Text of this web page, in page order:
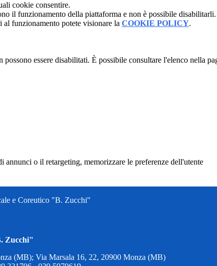
cookie consentire.
il funzionamento della piattaforma e non è possibile disabilitarli.
al funzionamento potete visionare la COOKIE POLICY.
essere disabilitati. È possibile consultare l'elenco nella
annunci o il retargeting, memorizzare le preferenze dell'utente
e Coreutico "B. Zucchi"
Zucchi"
(MB); Via Marsala 16, 22, 20900 Monza (MB)